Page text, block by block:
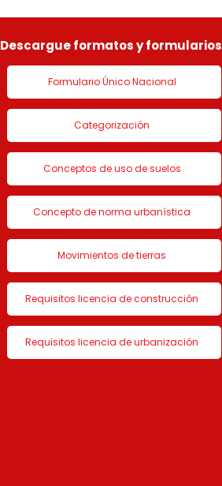
LICENCIA DE CON
Descargue formatos y formularios
Formulario Único Nacional
Categorización
Conceptos de uso de suelos
Concepto de norma urbanística
Movimientos de tierras
Requisitos licencia de construcción
Requisitos licencia de urbanización